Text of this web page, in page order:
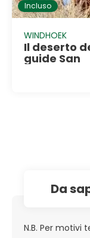
Incluso
WINDHOEK
Il deserto
guide San
da
N.B. Per motivi